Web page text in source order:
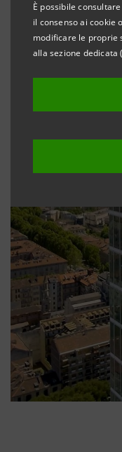
È possibile
il consenso ai cookie
modificare le proprie
alla sezione dedicata (